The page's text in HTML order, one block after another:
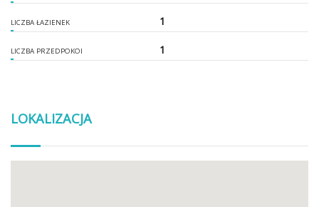
LICZBA ŁAZIENEK 1
LICZBA PRZEDPOKOI 1
LOKALIZACJA